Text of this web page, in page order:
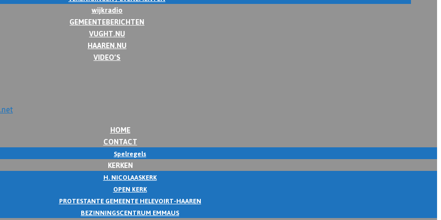
wijkradio
GEMEENTEBERICHTEN
VUGHT.NU
HAAREN.NU
VIDEO’S
HOME
CONTACT
Spelregels
KERKEN
H. NICOLAASKERK
OPEN KERK
PROTESTANTE GEMEENTE HELEVOIRT-HAAREN
BEZINNINGSCENTRUM EMMAUS